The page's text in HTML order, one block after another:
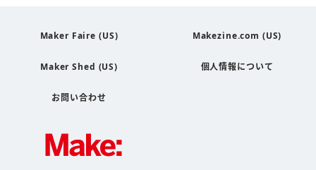
Maker Faire (US) Makezine.com (US)
Maker Shed (US) 個人情報について
お問い合わせ